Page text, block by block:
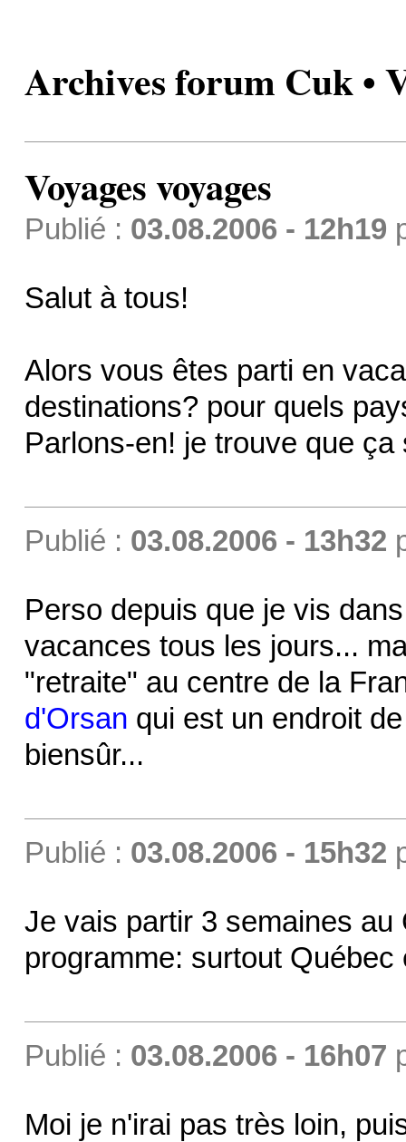
Archives forum Cuk •
Voyages voyages
Publié : 03.08.2006 - 12h19
Salut à tous!
Alors vous êtes parti en
destinations? pour quels
Parlons-en! je trouve que
Publié : 03.08.2006 - 13h32
Perso depuis que je vis
vacances tous les jours...
"retraite" au centre de la
d'Orsan qui est un endroit
biensûr...
Publié : 03.08.2006 - 15h32
Je vais partir 3 semaines au
programme: surtout
Publié : 03.08.2006 - 16h07
Moi je n'irai pas très loin,